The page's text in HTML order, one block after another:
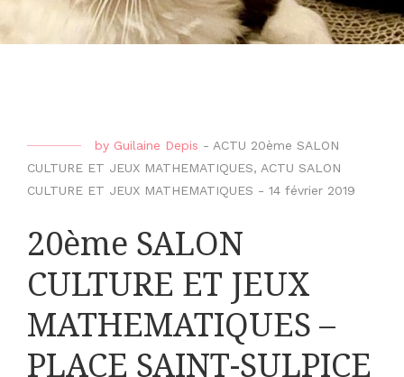
by Guilaine Depis - ACTU 20ème SALON
CULTURE ET JEUX MATHEMATIQUES, ACTU SALON
CULTURE ET JEUX MATHEMATIQUES - 14 février 2019
20ème SALON
CULTURE ET JEUX
MATHEMATIQUES –
PLACE SAINT-SULPICE